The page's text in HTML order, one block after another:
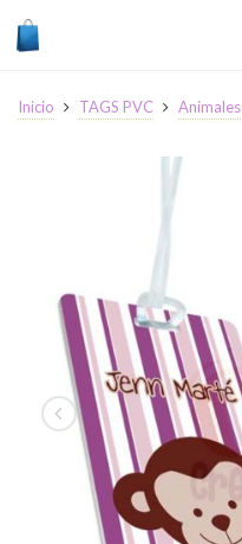
Inicio TAGS PVC Animales